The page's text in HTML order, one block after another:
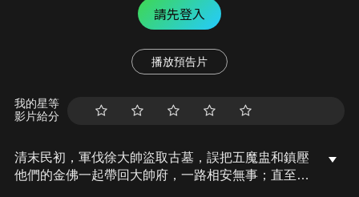
請先登入
播放預告片
我的星等
影片給分
清末民初，軍伐徐大帥盜取古墓，誤把五魔盅和鎮壓
他們的金佛一起帶回大帥府，一路相安無事；直至管